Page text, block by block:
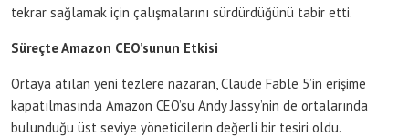
tekrar sağlamak için çalışmalarını sürdürdüğünü tabir etti.
Süreçte Amazon CEO’sunun Etkisi
Ortaya atılan yeni tezlere nazaran, Claude Fable 5’in erişime
kapatılmasında Amazon CEO’su Andy Jassy’nin de ortalarında
bulunduğu üst seviye yöneticilerin değerli bir tesiri oldu.